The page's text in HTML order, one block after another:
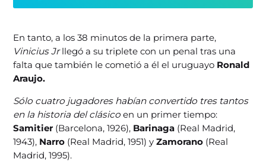
En tanto, a los 38 minutos de la primera parte,
Vinicius Jrllegó a su triplete con un penal tras una
falta que también le cometió a él el uruguayo Ronald
Araujo.
Sólo cuatro jugadores habían convertido tres tantos
en la historia del clásico en un primer tiempo:
Samitier (Barcelona, 1926), Barinaga (Real Madrid,
1943), Narro (Real Madrid, 1951) yZamorano (Real
Madrid, 1995).